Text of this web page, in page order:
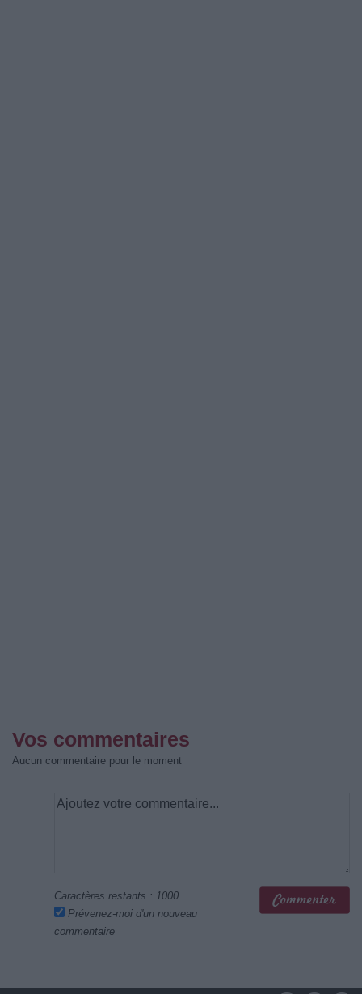
Vos commentaires
Aucun commentaire pour le moment
Caractères restants : 1000
Prévenez-moi d'un nouveau
commentaire